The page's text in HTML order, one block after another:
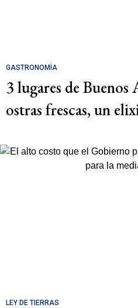
GASTRONOMÍA
3 lugares de Buenos
ostras frescas, un
LEY DE TIERRAS